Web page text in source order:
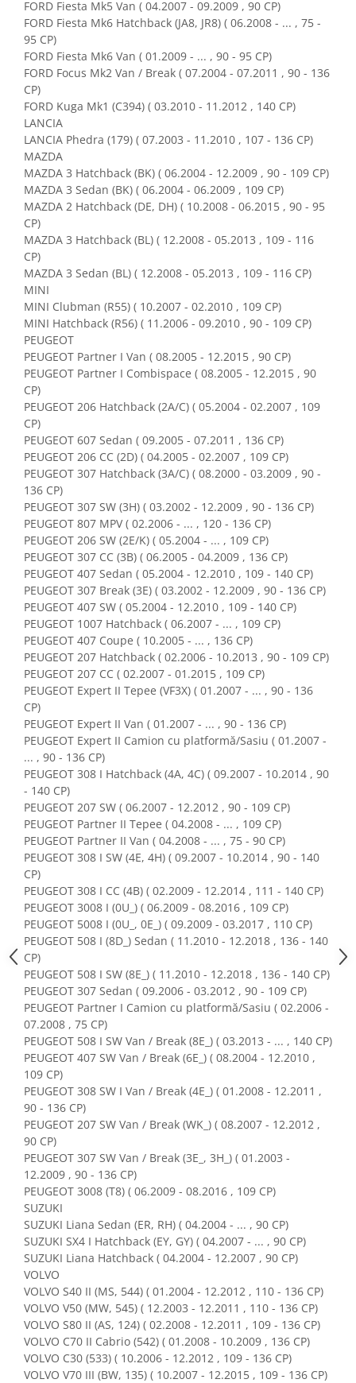
Igiena si ingrijire
Jucarii si Jocuri
Maternitate
Petshop
Accesorii animale de companie
Acvaristica
Castroane si adapatori animale
Igiena animale de companie
Mobila si transport animale de
companie
Zgarzi, lese si hamuri
PC, Periferice & Software
Componente PC
Desktop PC & Monitoare
Imprimante, Scanere &
Consumabile
Periferice PC
Retelistica & Supraveghere
Servere, Componente & UPS
Telecomenzi garaj
Sport & Activitati in aer liber
Accesorii antrenament
Accesorii Fitness
Accesorii sportive
Articole Voiaj
Camping
Ciclism
Sporturi acvatice
Sporturi de interior
TV, Audio & Foto
Aparate Foto & Accesorii
Audio HI-FI & Profesionale
Camere video si sport
Drone si Accesorii
Home Cinema & Audio
Playere, Boxe & Casti
Telescoape & Optica
Televizoare & accesorii
Bacanie
Ambalaje cadouri
Cadouri
Curatenie si intretinere
FORD Fiesta Mk5 Van ( 04.2007 - 09.2009 , 90 CP)
FORD Fiesta Mk6 Hatchback (JA8, JR8) ( 06.2008 - ... , 75 -
95 CP)
FORD Fiesta Mk6 Van ( 01.2009 - ... , 90 - 95 CP)
FORD Focus Mk2 Van / Break ( 07.2004 - 07.2011 , 90 - 136
CP)
FORD Kuga Mk1 (C394) ( 03.2010 - 11.2012 , 140 CP)
LANCIA
LANCIA Phedra (179) ( 07.2003 - 11.2010 , 107 - 136 CP)
MAZDA
MAZDA 3 Hatchback (BK) ( 06.2004 - 12.2009 , 90 - 109 CP)
MAZDA 3 Sedan (BK) ( 06.2004 - 06.2009 , 109 CP)
MAZDA 2 Hatchback (DE, DH) ( 10.2008 - 06.2015 , 90 - 95
CP)
MAZDA 3 Hatchback (BL) ( 12.2008 - 05.2013 , 109 - 116
CP)
MAZDA 3 Sedan (BL) ( 12.2008 - 05.2013 , 109 - 116 CP)
MINI
MINI Clubman (R55) ( 10.2007 - 02.2010 , 109 CP)
MINI Hatchback (R56) ( 11.2006 - 09.2010 , 90 - 109 CP)
PEUGEOT
PEUGEOT Partner I Van ( 08.2005 - 12.2015 , 90 CP)
PEUGEOT Partner I Combispace ( 08.2005 - 12.2015 , 90
CP)
PEUGEOT 206 Hatchback (2A/C) ( 05.2004 - 02.2007 , 109
CP)
PEUGEOT 607 Sedan ( 09.2005 - 07.2011 , 136 CP)
PEUGEOT 206 CC (2D) ( 04.2005 - 02.2007 , 109 CP)
PEUGEOT 307 Hatchback (3A/C) ( 08.2000 - 03.2009 , 90 -
136 CP)
PEUGEOT 307 SW (3H) ( 03.2002 - 12.2009 , 90 - 136 CP)
PEUGEOT 807 MPV ( 02.2006 - ... , 120 - 136 CP)
PEUGEOT 206 SW (2E/K) ( 05.2004 - ... , 109 CP)
PEUGEOT 307 CC (3B) ( 06.2005 - 04.2009 , 136 CP)
PEUGEOT 407 Sedan ( 05.2004 - 12.2010 , 109 - 140 CP)
PEUGEOT 307 Break (3E) ( 03.2002 - 12.2009 , 90 - 136 CP)
PEUGEOT 407 SW ( 05.2004 - 12.2010 , 109 - 140 CP)
PEUGEOT 1007 Hatchback ( 06.2007 - ... , 109 CP)
PEUGEOT 407 Coupe ( 10.2005 - ... , 136 CP)
PEUGEOT 207 Hatchback ( 02.2006 - 10.2013 , 90 - 109 CP)
PEUGEOT 207 CC ( 02.2007 - 01.2015 , 109 CP)
PEUGEOT Expert II Tepee (VF3X) ( 01.2007 - ... , 90 - 136
CP)
PEUGEOT Expert II Van ( 01.2007 - ... , 90 - 136 CP)
PEUGEOT Expert II Camion cu platformă/Sasiu ( 01.2007 -
... , 90 - 136 CP)
PEUGEOT 308 I Hatchback (4A, 4C) ( 09.2007 - 10.2014 , 90
- 140 CP)
PEUGEOT 207 SW ( 06.2007 - 12.2012 , 90 - 109 CP)
PEUGEOT Partner II Tepee ( 04.2008 - ... , 109 CP)
PEUGEOT Partner II Van ( 04.2008 - ... , 75 - 90 CP)
PEUGEOT 308 I SW (4E, 4H) ( 09.2007 - 10.2014 , 90 - 140
CP)
PEUGEOT 308 I CC (4B) ( 02.2009 - 12.2014 , 111 - 140 CP)
PEUGEOT 3008 I (0U_) ( 06.2009 - 08.2016 , 109 CP)
PEUGEOT 5008 I (0U_, 0E_) ( 09.2009 - 03.2017 , 110 CP)
PEUGEOT 508 I (8D_) Sedan ( 11.2010 - 12.2018 , 136 - 140
CP)
PEUGEOT 508 I SW (8E_) ( 11.2010 - 12.2018 , 136 - 140 CP)
PEUGEOT 307 Sedan ( 09.2006 - 03.2012 , 90 - 109 CP)
PEUGEOT Partner I Camion cu platformă/Sasiu ( 02.2006 -
07.2008 , 75 CP)
PEUGEOT 508 I SW Van / Break (8E_) ( 03.2013 - ... , 140 CP)
PEUGEOT 407 SW Van / Break (6E_) ( 08.2004 - 12.2010 ,
109 CP)
PEUGEOT 308 SW I Van / Break (4E_) ( 01.2008 - 12.2011 ,
90 - 136 CP)
PEUGEOT 207 SW Van / Break (WK_) ( 08.2007 - 12.2012 ,
90 CP)
PEUGEOT 307 SW Van / Break (3E_, 3H_) ( 01.2003 -
12.2009 , 90 - 136 CP)
PEUGEOT 3008 (T8) ( 06.2009 - 08.2016 , 109 CP)
SUZUKI
SUZUKI Liana Sedan (ER, RH) ( 04.2004 - ... , 90 CP)
SUZUKI SX4 I Hatchback (EY, GY) ( 04.2007 - ... , 90 CP)
SUZUKI Liana Hatchback ( 04.2004 - 12.2007 , 90 CP)
VOLVO
VOLVO S40 II (MS, 544) ( 01.2004 - 12.2012 , 110 - 136 CP)
VOLVO V50 (MW, 545) ( 12.2003 - 12.2011 , 110 - 136 CP)
VOLVO S80 II (AS, 124) ( 02.2008 - 12.2011 , 109 - 136 CP)
VOLVO C70 II Cabrio (542) ( 01.2008 - 10.2009 , 136 CP)
VOLVO C30 (533) ( 10.2006 - 12.2012 , 109 - 136 CP)
VOLVO V70 III (BW, 135) ( 10.2007 - 12.2015 , 109 - 136 CP)